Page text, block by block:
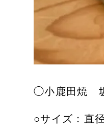
◯小鹿田焼
○サイズ：直